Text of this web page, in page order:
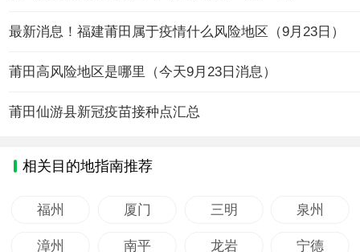
最新消息！福建莆田属于疫情什么风险地区（9月23日）
莆田高风险地区是哪里（今天9月23日消息）
莆田仙游县新冠疫苗接种点汇总
相关目的地指南推荐
福州 厦门 三明 泉州
漳州 南平 龙岩 宁德